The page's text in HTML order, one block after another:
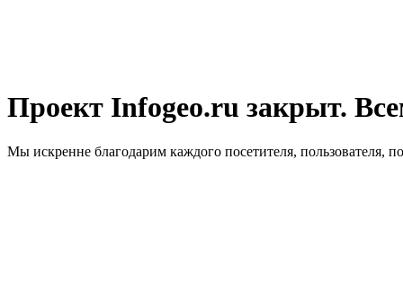
Проект Infogeo.ru закрыт.
Мы искренне благодарим каждого посетителя, пользователя,